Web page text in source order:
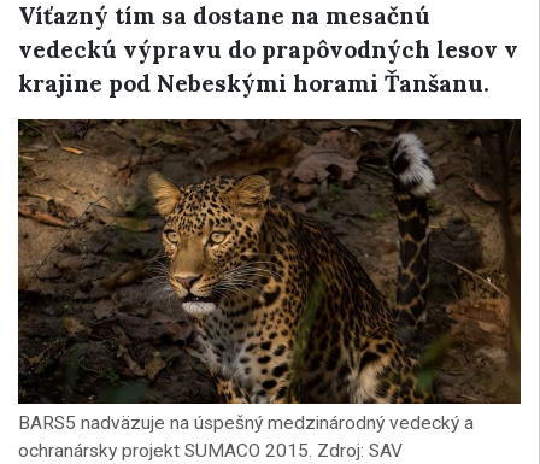
Víťazný tím sa dostane na mesačnú
vedeckú výpravu do prapôvodných lesov v
krajine pod Nebeskými horami Ťanšanu.
BARS5 nadväzuje na úspešný medzinárodný vedecký a
ochranársky projekt SUMACO 2015. Zdroj: SAV